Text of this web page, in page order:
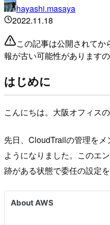
hayashi.masaya
2022.11.18
この記事は公開されて
報が古い可能性があります
はじめに
こんにちは。大阪オフィスの
先日、CloudTrailの管理を
ようになりました。このエ
跡がある状態で委任の設定